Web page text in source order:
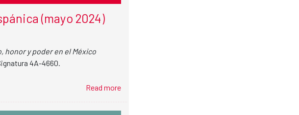
(mayo 2024)
honor y poder en el México
4A-4660.
Read more